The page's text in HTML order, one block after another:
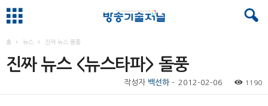
홈 뉴스 진짜 뉴스 돌풍
진짜 뉴스 <뉴스타파> 돌풍
작성자 백선하 - 2012-02-06 1190